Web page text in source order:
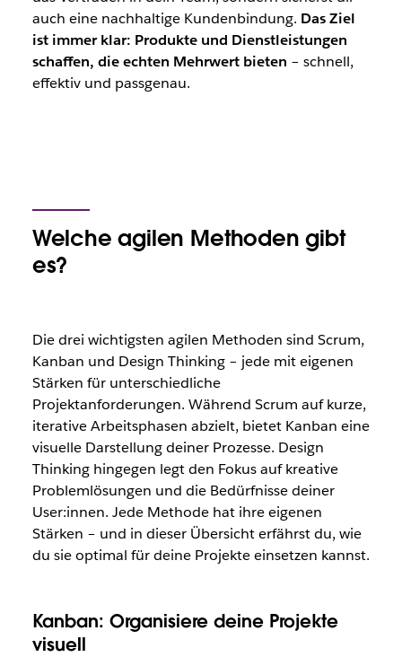
auch eine nachhaltige Kundenbindung. Das Ziel
ist immer klar: Produkte und Dienstleistungen
schaffen, die echten Mehrwert bieten – schnell,
effektiv und passgenau.
Welche agilen Methoden gibt
es?
Die drei wichtigsten agilen Methoden sind Scrum,
Kanban und Design Thinking – jede mit eigenen
Stärken für unterschiedliche
Projektanforderungen. Während Scrum auf kurze,
iterative Arbeitsphasen abzielt, bietet Kanban eine
visuelle Darstellung deiner Prozesse. Design
Thinking hingegen legt den Fokus auf kreative
Problemlösungen und die Bedürfnisse deiner
User:innen. Jede Methode hat ihre eigenen
Stärken – und in dieser Übersicht erfährst du, wie
du sie optimal für deine Projekte einsetzen kannst.
Kanban: Organisiere deine Projekte
visuell